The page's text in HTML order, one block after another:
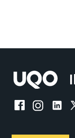
Facebook de